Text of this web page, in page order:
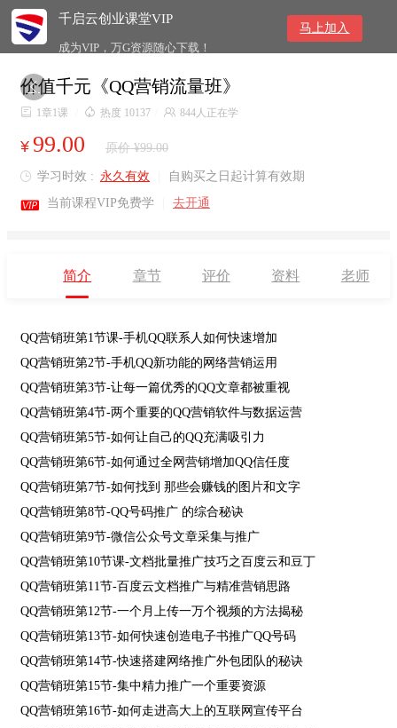
千启云创业课堂VIP
成为VIP，万G资源随心下载！
马上加入

价值千元《QQ营销流量班》
 1章1课  热度 10137  844人正在学
¥ 99.00 原价 ¥99.00
 学习时效 : 永久有效 自购买之日起计算有效期
 当前课程VIP免费学 去开通
简介 章节 评价 资料 老师
QQ营销班第1节课-手机QQ联系人如何快速增加
QQ营销班第2节-手机QQ新功能的网络营销运用
QQ营销班第3节-让每一篇优秀的QQ文章都被重视
QQ营销班第4节-两个重要的QQ营销软件与数据运营
QQ营销班第5节-如何让自己的QQ充满吸引力
QQ营销班第6节-如何通过全网营销增加QQ信任度
QQ营销班第7节-如何找到 那些会赚钱的图片和文字
QQ营销班第8节-QQ号码推广 的综合秘诀
QQ营销班第9节-微信公众号文章采集与推广
QQ营销班第10节课-文档批量推广技巧之百度云和豆丁
QQ营销班第11节-百度云文档推广与精准营销思路
QQ营销班第12节-一个月上传一万个视频的方法揭秘
QQ营销班第13节-如何快速创造电子书推广QQ号码
QQ营销班第14节-快速搭建网络推广外包团队的秘诀
QQ营销班第15节-集中精力推广一个重要资源
QQ营销班第16节-如何走进高大上的互联网宣传平台